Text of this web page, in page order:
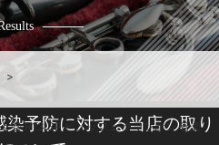
R13 SP ビュッフェ クランポン 管楽
染予防に対する当店の取り